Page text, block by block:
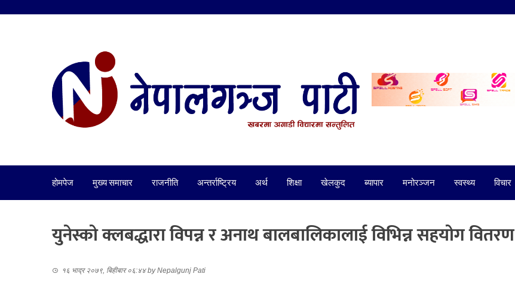
होमपेज मुख्य समाचार राजनीति अन्तर्राष्ट्रिय अर्थ शिक्षा खेलकुद ब्यापार मनोरञ्जन स्वस्थ्य विचार
युनेस्को क्लबद्धारा विपन्न र अनाथ बालबालिकालाई विभिन्न सहयोग वितरण
१६ भाद्र २०७९, बिहीबार ०६:४४byNepalgunj Pati